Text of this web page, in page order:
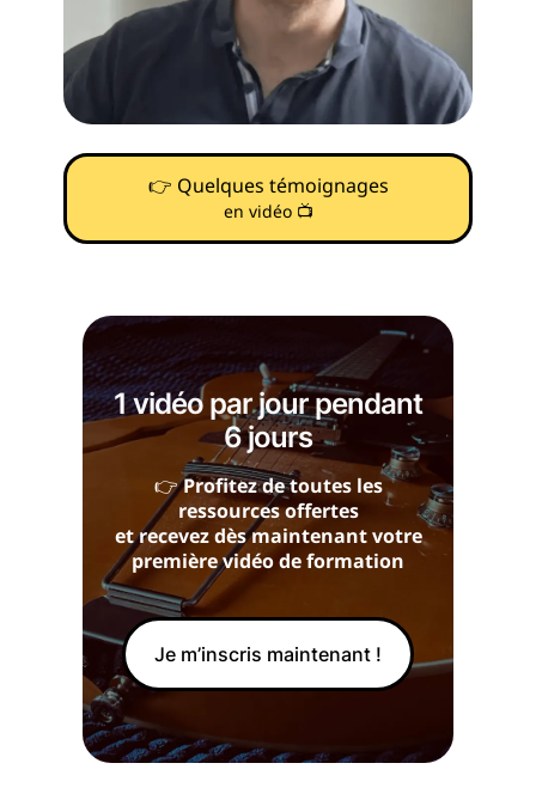
👉 Quelques témoignages
en vidéo 📺
1 vidéo par jour pendant
6 jours
👉Profitez de toutes les
ressources offertes
et recevez dès maintenant votre
première vidéo de formation
Je m’inscris maintenant !